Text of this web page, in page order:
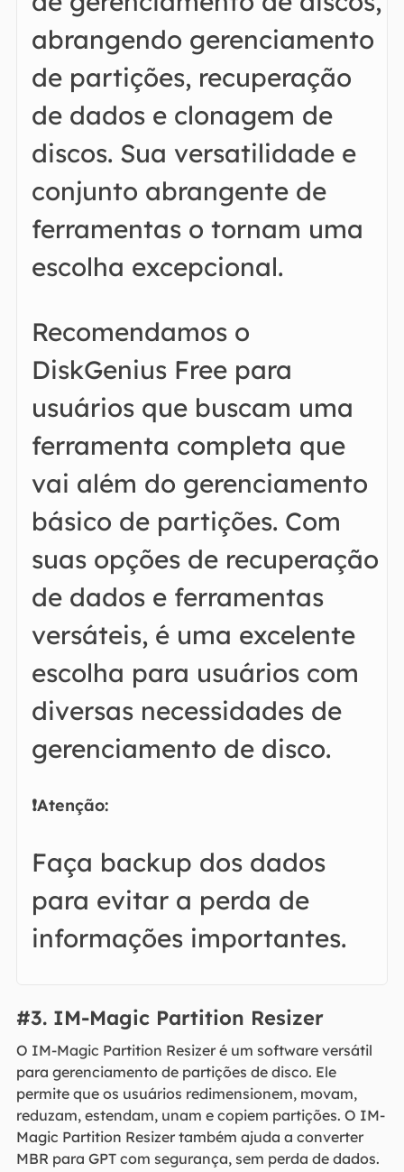
abrangendo gerenciamento
de partições, recuperação
de dados e clonagem de
discos. Sua versatilidade e
conjunto abrangente de
ferramentas o tornam uma
escolha excepcional.
Recomendamos o
DiskGenius Free para
usuários que buscam uma
ferramenta completa que
vai além do gerenciamento
básico de partições. Com
suas opções de recuperação
de dados e ferramentas
versáteis, é uma excelente
escolha para usuários com
diversas necessidades de
gerenciamento de disco.
❗Atenção:
Faça backup dos dados
para evitar a perda de
informações importantes.
#3. IM-Magic Partition Resizer
O IM-Magic Partition Resizer é um software versátil
para gerenciamento de partições de disco. Ele
permite que os usuários redimensionem, movam,
reduzam, estendam, unam e copiem partições. O IM-
Magic Partition Resizer também ajuda a converter
MBR para GPT com segurança, sem perda de dados.